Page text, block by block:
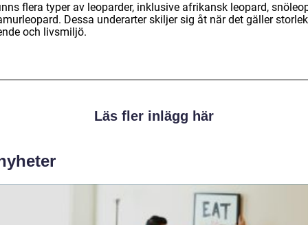
flera typer av leoparder, inklusive afrikansk leopard,
Dessa underarter skiljer sig åt när det gäller
och livsmiljö.
Läs fler inlägg här